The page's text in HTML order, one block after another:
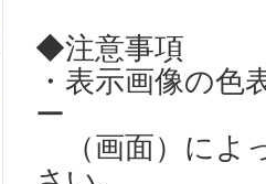
◆注意事項
・表示画像の
ー
（画面）によ